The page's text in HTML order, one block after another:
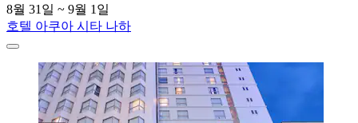
8월 31일 ~ 9월 1일
호텔 아쿠아 시타 나하